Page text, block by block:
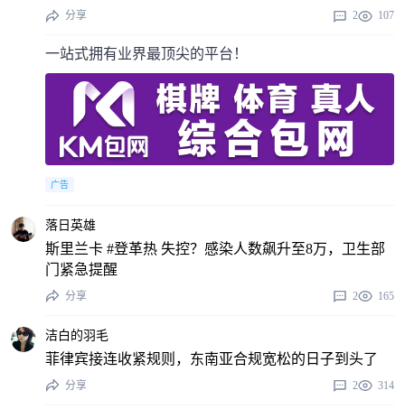
分享 2 107
一站式拥有业界最顶尖的平台！
广告
落日英雄
斯里兰卡 #登革热 失控？感染人数飙升至8万，卫生部
门紧急提醒
分享 2 165
洁白的羽毛
菲律宾接连收紧规则，东南亚合规宽松的日子到头了
分享 2 314